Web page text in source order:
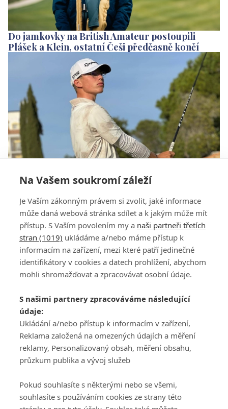
Na Vašem soukromí záleží
Je Vaším zákonným právem si zvolit, jaké informace
může daná webová stránka sdílet a k jakým může mít
přístup. S Vaším povolením my a naši partneři třetích
stran (1019) ukládáme a/nebo máme přístup k
informacím na zařízení, mezi které patří jedinečné
identifikátory v cookies a datech prohlížení, abychom
mohli shromažďovat a zpracovávat osobní údaje.
S našimi partnery zpracováváme následující
údaje:
Ukládání a/nebo přístup k informacím v zařízení,
Reklama založená na omezených údajích a měření
reklamy, Personalizovaný obsah, měření obsahu,
průzkum publika a vývoj služeb
Pokud souhlasíte s některými nebo se všemi,
souhlasíte s používáním cookies ze strany této
Do jamkovky na British Amateur postoupili
Plášek a Klein, ostatní Češi předčasně končí
Klein je po prvním kole Amateur Championship
v TOP 10, pod par zahrál také Plášek
Všeobecné obchodní
podmínky služby
GolfExtra.cz Premium
Podmínky zpracování
osobních údajů při
GolfExtra
Ceník GolfExtra.cz
ATV CZ, s.r.o.
140 00 Praha 4